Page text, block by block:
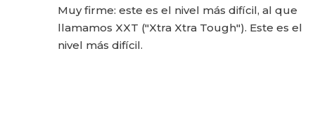
Muy firme: este es el nivel más difícil, al que
llamamos XXT ("Xtra Xtra Tough"). Este es el
nivel más difícil.